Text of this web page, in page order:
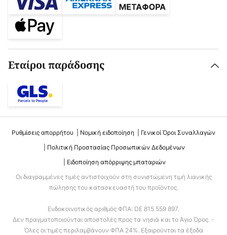
Εταίροι παράδοσης
Ρυθμίσεις απορρήτου Νομική ειδοποίηση
Γενικοί Όροι Συναλλαγών
Πολιτική Προστασίας Προσωπικών Δεδομένων
Ειδοποίηση απόρριψης μπαταριών
Οι διαγραμμένες τιμές αντιστοιχούν στη συνιστώμενη τιμή λιανικής
πώλησης του κατασκευαστή του προϊόντος.
Ενδοκοινοτικός αριθμός ΦΠΑ: DE 815 559 897.
Δεν πραγματοποιούνται αποστολές προς τα νησιά και το Άγιο Όρος. -
Όλες οι τιμές περιλαμβάνουν ΦΠΑ 24%. Εξαιρούνται τα έξοδα